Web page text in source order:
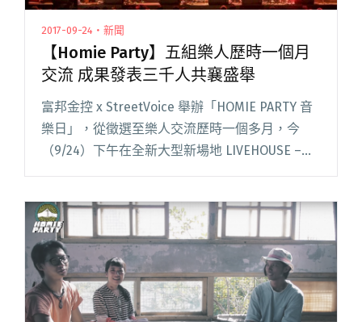
2017-09-24・新聞
【Homie Party】五組樂人歷時一個月
交流 成果發表三千人共襄盛舉
富邦金控 x StreetVoice 舉辦「HOMIE PARTY 音
樂日」，從徵選至樂人交流歷時一個多月，今
（9/24）下午在全新大型新場地 LIVEHOUSE –
Legacy MAX 正式成果發表。由金曲歌后艾怡良領
組樂人歷時一個月交流 成果發表三千人共襄盛
舉"